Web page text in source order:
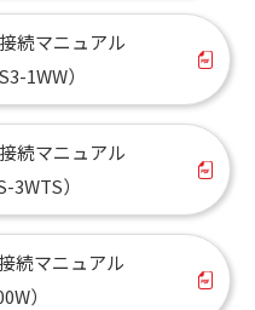
続マニュアル
1WW）
続マニュアル
3WTS）
続マニュアル
）